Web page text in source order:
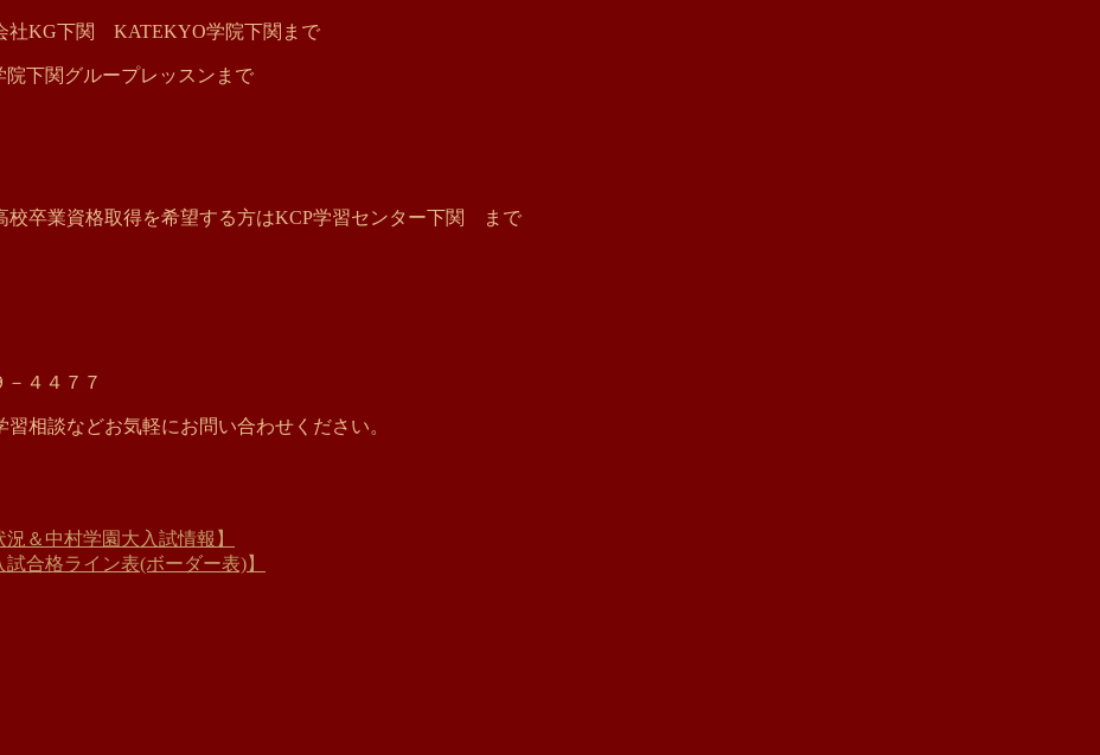
社KG下関 KATEKYO学院下関まで
下関グループレッスンまで
校卒業資格取得を希望する方はKCP学習センター下関 まで
４４７７
相談などお気軽にお問い合わせください。
＆中村学園大入試情報】
合格ライン表(ボーダー表)】